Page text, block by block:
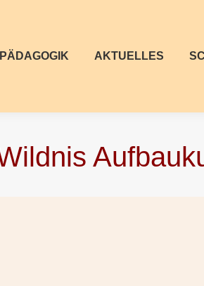
AKTUELLES